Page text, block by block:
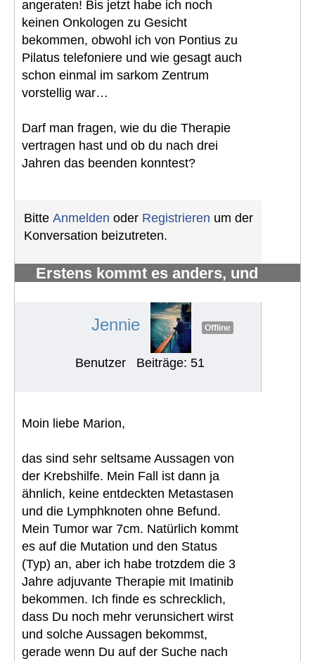
angeraten! Bis jetzt habe ich noch
keinen Onkologen zu Gesicht
bekommen, obwohl ich von Pontius zu
Pilatus telefoniere und wie gesagt auch
schon einmal im sarkom Zentrum
vorstellig war…
Darf man fragen, wie du die Therapie
vertragen hast und ob du nach drei
Jahren das beenden konntest?
Bitte Anmelden oder Registrieren um der
Konversation beizutreten.
Erstens kommt es anders, und
Jennie Offline
Benutzer Beiträge: 51
Moin liebe Marion,
das sind sehr seltsame Aussagen von
der Krebshilfe. Mein Fall ist dann ja
ähnlich, keine entdeckten Metastasen
und die Lymphknoten ohne Befund.
Mein Tumor war 7cm. Natürlich kommt
es auf die Mutation und den Status
(Typ) an, aber ich habe trotzdem die 3
Jahre adjuvante Therapie mit Imatinib
bekommen. Ich finde es schrecklich,
dass Du noch mehr verunsichert wirst
und solche Aussagen bekommst,
gerade wenn Du auf der Suche nach